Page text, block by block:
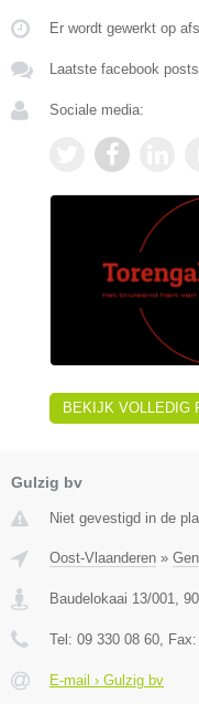
Er wordt gewerkt op
Laatste facebook posts
Sociale media:
BEKIJK VOLLEDIG
Gulzig bv
Niet gevestigd in de
Oost-Vlaanderen »
Baudelokaai 13/001
Tel: 09 330 08 60 , Fax:
E-mail › Gulzig bv